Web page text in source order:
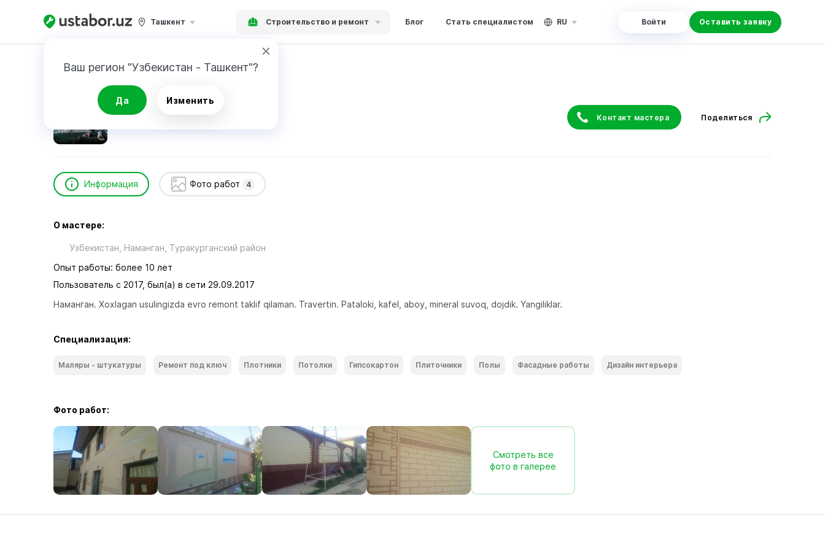
Ташкент Строительство и ремонт Блог Стать специалистом RU Войти Оставить заявку
Ваш регион "Узбекистан - Ташкент"?
Да Изменить
Главная Строительство и ремонт Xayitali
Xayitali
Контакт мастера Поделиться
Информация Фото работ 4
О мастере:
Узбекистан, Наманган, Туракурганский район
Опыт работы: более 10 лет
Пользователь с 2017, был(а) в сети 29.09.2017
Наманган. Xoxlagan usulingizda evro remont taklif qilaman. Travertin. Pataloki, kafel, aboy, mineral suvoq, dojdik. Yangiliklar.
Специализация:
Маляры - штукатуры Ремонт под ключ Плотники Потолки Гипсокартон Плиточники Полы Фасадные работы Дизайн интерьера
Фото работ:
Смотреть все
фото в галерее